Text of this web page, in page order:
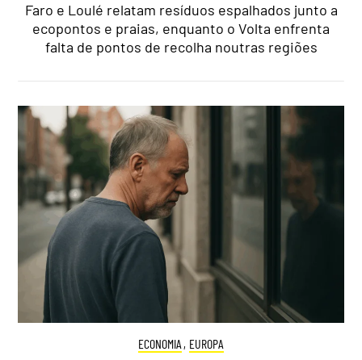
Faro e Loulé relatam resíduos espalhados junto a
ecopontos e praias, enquanto o Volta enfrenta
falta de pontos de recolha noutras regiões
ECONOMIA , EUROPA